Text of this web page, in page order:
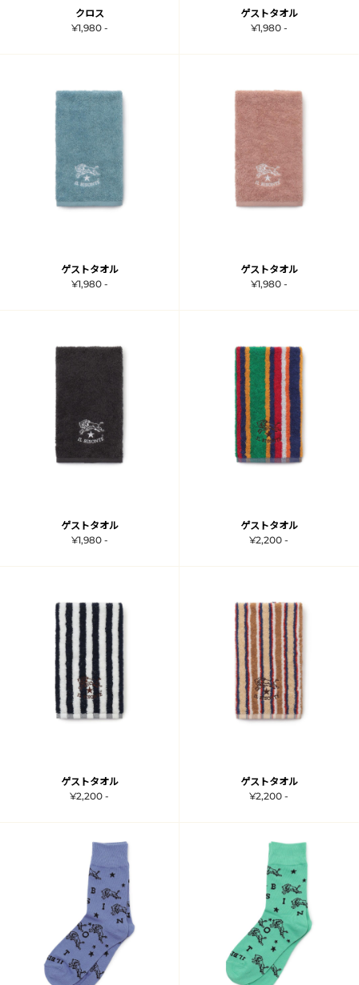
クロス
¥1,980 -
ゲストタオル
¥1,980 -
ゲストタオル
¥1,980 -
ゲストタオル
¥1,980 -
ゲストタオル
¥1,980 -
ゲストタオル
¥2,200 -
ゲストタオル
¥2,200 -
ゲストタオル
¥2,200 -